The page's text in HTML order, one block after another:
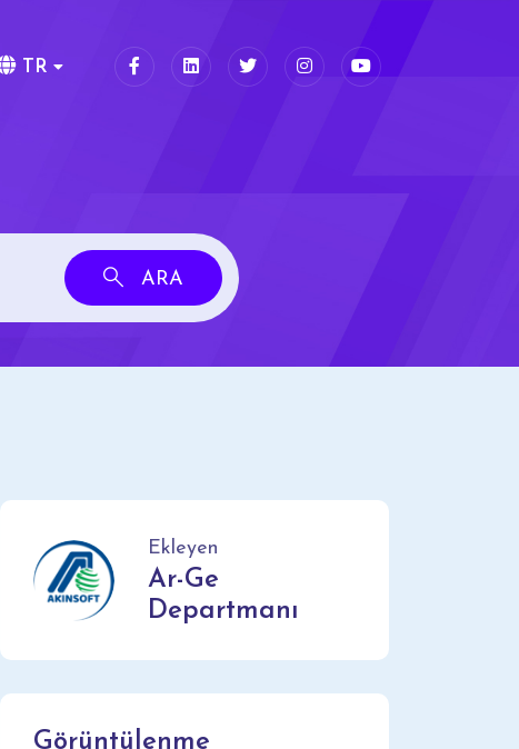
TR
ARA
Ekleyen
Ar-Ge
Departmanı
Görüntülenme